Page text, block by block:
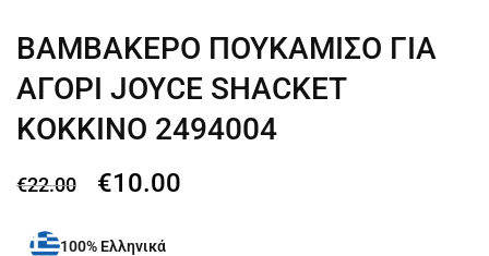
ΒΑΜΒΑΚΕΡΟ ΠΟΥΚΑΜΙΣΟ ΓΙΑ
ΑΓΟΡΙ JOYCE SHACKET
ΚΟΚΚΙΝΟ 2494004
€22.00 €10.00
100% Ελληνικά